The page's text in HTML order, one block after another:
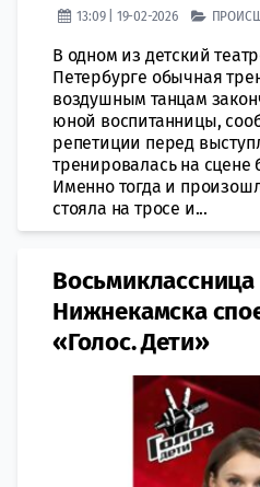
13:09 | 19-02-2026
В одном из детский
Петербурге обычная
воздушным танцам
юной воспитанницы,
репетиции перед
тренировалась на сцене
Именно тогда и
стояла на тросе и...
Восьмиклассница
Нижнекамска
«Голос. Дети»